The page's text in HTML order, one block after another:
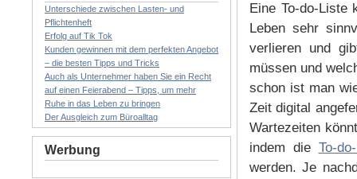
Eine To-do-
Leben sehr
verlieren und
müssen und
schon ist man
Zeit digital
Wartezeiten
indem die To-
werden. Je
Unterschiede zwischen Lasten- und
Pflichtenheft
Erfolg auf Tik Tok
Kunden gewinnen mit dem perfekten Angebot
– die besten Tipps und Tricks
Auch als Unternehmer haben Sie ein Recht
auf einen Feierabend – Tipps, um mehr
Ruhe in das Leben zu bringen
Der Ausgleich zum Büroalltag
Werbung